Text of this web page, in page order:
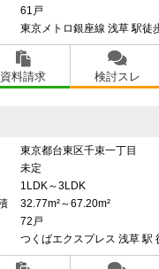
いとは言えないので、深
くのは抵抗がある。
念な点
ンの不明点を聞いたり
るようなので、生活の
61戸
東京メトロ銀座線 浅草 駅徒
資料請求 検討スレ
東京都台東区千束一丁目
未定
1LDK～3LDK
32.77m²～67.20m²
72戸
つくばエクスプレス 浅草 駅